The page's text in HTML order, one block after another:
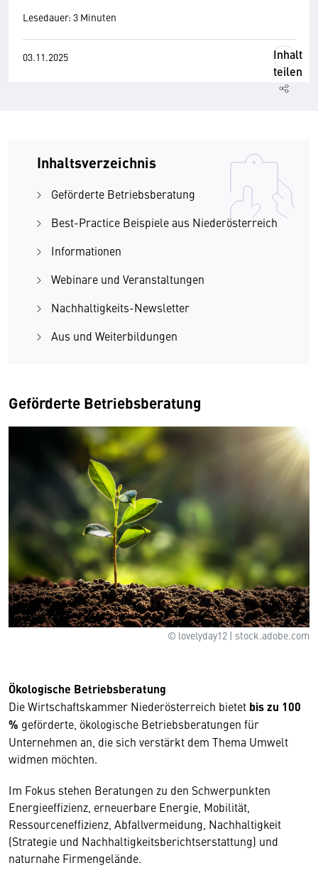
Lesedauer: 3 Minuten
03.11.2025
Inhalt
teilen
Inhaltsverzeichnis
Geförderte Betriebsberatung
Best-Practice Beispiele aus Niederösterreich
Informationen
Webinare und Veranstaltungen
Nachhaltigkeits-Newsletter
Aus und Weiterbildungen
Geförderte Betriebsberatung
© lovelyday12 | stock.adobe.com
Ökologische Betriebsberatung
Die Wirtschaftskammer Niederösterreich bietet bis zu 100
% geförderte, ökologische Betriebsberatungen für
Unternehmen an, die sich verstärkt dem Thema Umwelt
widmen möchten.
Im Fokus stehen Beratungen zu den Schwerpunkten
Energieeffizienz, erneuerbare Energie, Mobilität,
Ressourceneffizienz, Abfallvermeidung, Nachhaltigkeit
(Strategie und Nachhaltigkeitsberichtserstattung) und
naturnahe Firmengelände.